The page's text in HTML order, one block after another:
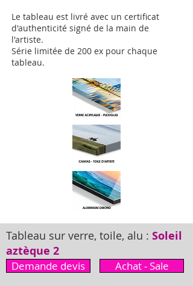
Le tableau est livré avec un certificat
d'authenticité signé de la main de
l'artiste.
Série limitée de 200 ex pour chaque
tableau.
Tableau sur verre, toile, alu : Soleil
aztèque 2
Demande devis Achat - Sale